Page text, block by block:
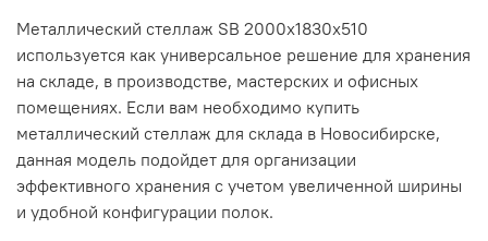
Металлический стеллаж SB 2000x1830x510
используется как универсальное решение для хранения
на складе, в производстве, мастерских и офисных
помещениях. Если вам необходимо купить
металлический стеллаж для склада в Новосибирске,
данная модель подойдет для организации
эффективного хранения с учетом увеличенной ширины
и удобной конфигурации полок.